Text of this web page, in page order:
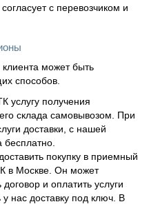
с перевозчиком и
может быть
способов.
услугу получения
склада самовывозом. При
доставки, с нашей
покупку в приемный
в Москве. Он может
и оплатить услуги
у нас доставку под ключ. В